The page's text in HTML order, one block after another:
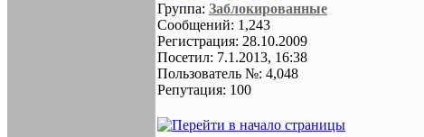
Группа: Заблокированные
Сообщений: 1,243
Регистрация: 28.10.2009
Посетил: 7.1.2013, 16:38
Пользователь №: 4,048
Репутация: 100